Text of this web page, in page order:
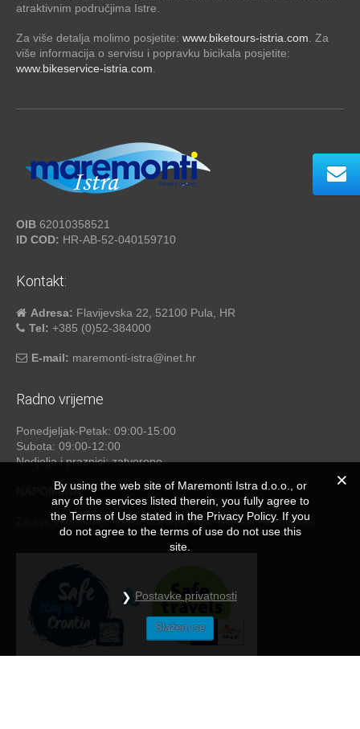
atraktivnim područjima Istre.
Za više detalja molimo posjetite: www.biketours-istria.com . Za
više informacija o servisu i popravku bicikala posjetite:
www.bikeservice-istria.com
OIB 62010358521
ID COD: HR-AB-52-040159710
Kontakt:
Adresa: Flavijevska 22, 52100 Pula, HR
Tel: +385 (0)52-384000
E-mail: maremonti-istra@inet.hr
Radno vrijeme
Ponedjeljak-Petak: 09:00-15:00
Subota: 09:00-12:00
Nedjelja i praznici: zatvoreno
NAPOMENA
Za sve informacije i upite dostupni smo mailom i telefonom.
By using the web site of Maremonti Istra d.o.o., or
any of the services listed therein, you fully agree to
the Terms of Use stated in the Privacy Policy. If you
do not agree to the terms of use do not use this
site.
Postavke privatnosti
Slažem se